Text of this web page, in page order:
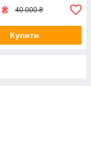
₴ 40 000 ₴
Купити